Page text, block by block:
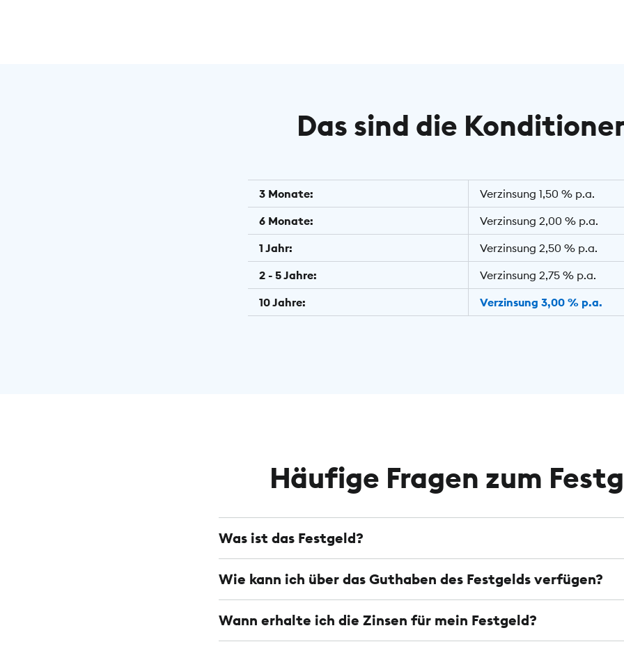
Das sind die
3 Monate:
Verzinsung 1,50 % p.a.
6 Monate:
Verzinsung 2,00 % p.a.
1 Jahr:
Verzinsung 2,50 % p.a.
2 - 5 Jahre:
Verzinsung 2,75 % p.a.
10 Jahre:
Verzinsung 3,00 % p.a.
Häufige Fragen zum
Was ist das Festgeld?
Wie kann ich über das Guthaben des Festgelds verfügen?
Wann erhalte ich die Zinsen für mein Festgeld?